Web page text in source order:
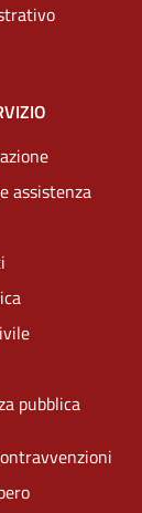
assistenza
pubblica